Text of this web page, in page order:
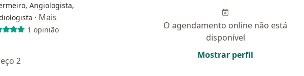
Angiologista,
· Mais
1 opinião
2
O agendamento online não está
disponível
Mostrar perfil